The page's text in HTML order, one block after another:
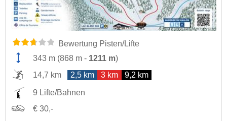
Bewertung Pisten/Lifte
343 m (868 m - 1211 m)
14,7 km
2,5 km 3 km 9,2 km
9 Lifte/Bahnen
€ 30,-